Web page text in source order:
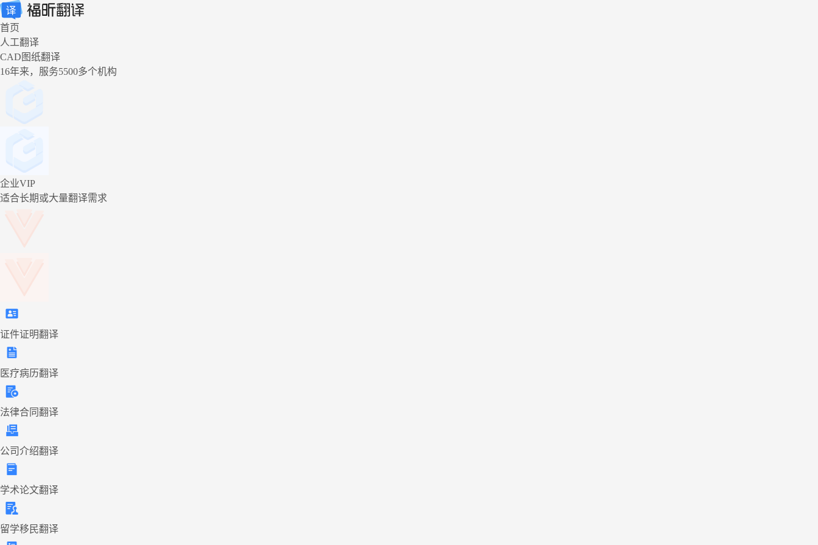
首页
人工翻译
CAD图纸翻译
16年来，服务5500多个机构
企业VIP
适合长期或大量翻译需求
证件证明翻译
医疗病历翻译
法律合同翻译
公司介绍翻译
学术论文翻译
留学移民翻译